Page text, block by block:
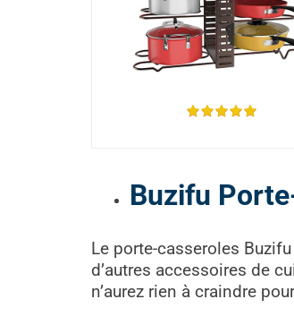
Buzifu
Le porte-casseroles
d’autres accessoires de
n’aurez rien à craindre